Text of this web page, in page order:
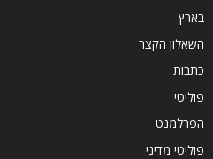
בארץ
השאלון הקצר
כתבות
פוליטי
הפרלמנט
פוליטי מדיני